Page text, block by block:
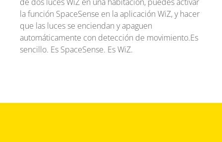
la función SpaceSense en la aplicación WiZ, y hacer
que las luces se enciendan y apaguen
automáticamente con detección de movimiento.Es
sencillo. Es SpaceSense. Es WiZ.